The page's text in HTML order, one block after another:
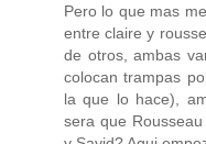
Pero lo que mas
entre claire y
de otros, ambas
colocan trampas
la que lo hace),
sera que